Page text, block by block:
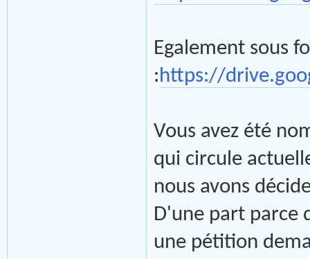
Egalement sous
:https://
Vous avez été
qui circule
nous avons
D'une part parce
une pétition